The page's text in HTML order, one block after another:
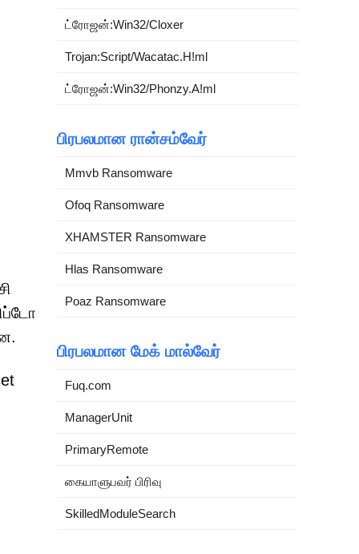
ட்ரோஜன்:Win32/Cloxer
Trojan:Script/Wacatac.H!ml
ட்ரோஜன்:Win32/Phonzy.A!ml
பிரபலமான ரான்சம்வேர்
Mmvb Ransomware
Ofoq Ransomware
XHAMSTER Ransomware
Hlas Ransomware
Poaz Ransomware
பிரபலமான மேக் மால்வேர்
Fuq.com
ManagerUnit
PrimaryRemote
கையாளுபவர் பிரிவு
SkilledModuleSearch